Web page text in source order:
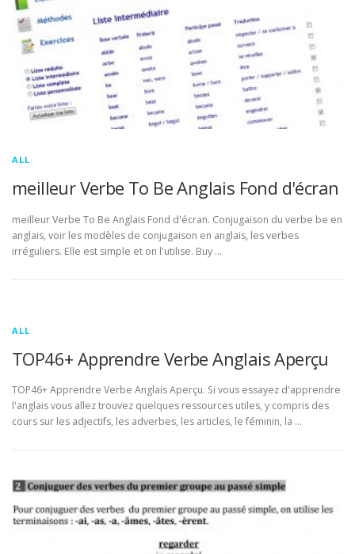
ALL
meilleur Verbe To Be Anglais Fond d'écran
meilleur Verbe To Be Anglais Fond d'écran. Conjugaison du verbe be en
anglais, voir les modèles de conjugaison en anglais, les verbes
irréguliers. Elle est simple et on l'utilise. Buy …
ALL
TOP46+ Apprendre Verbe Anglais Aperçu
TOP46+ Apprendre Verbe Anglais Aperçu. Si vous essayez d'apprendre
l'anglais vous allez trouvez quelques ressources utiles, y compris des
cours sur les adjectifs, les adverbes, les articles, le féminin, la …